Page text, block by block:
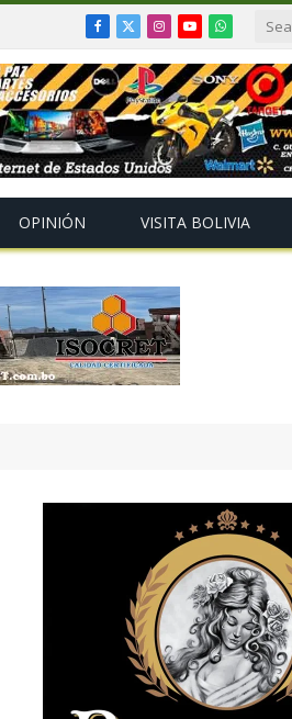
Facebook
X
(Twitter)
Instagram
YouTubeWhatsApp
OPINIÓN VISITA BOLIVIA